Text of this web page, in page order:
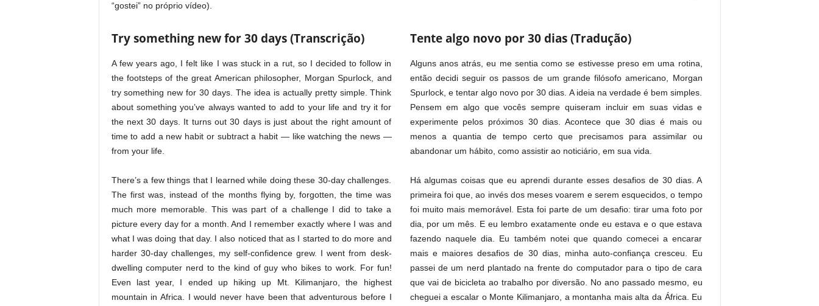
“gostei” no próprio vídeo).
Try something new for 30 days (Transcrição)
A few years ago, I felt like I was stuck in a rut, so I decided to follow in
the footsteps of the great American philosopher, Morgan Spurlock, and
try something new for 30 days. The idea is actually pretty simple. Think
about something you’ve always wanted to add to your life and try it for
the next 30 days. It turns out 30 days is just about the right amount of
time to add a new habit or subtract a habit — like watching the news —
from your life.
There’s a few things that I learned while doing these 30-day challenges.
The first was, instead of the months flying by, forgotten, the time was
much more memorable. This was part of a challenge I did to take a
picture every day for a month. And I remember exactly where I was and
what I was doing that day. I also noticed that as I started to do more and
harder 30-day challenges, my self-confidence grew. I went from desk-
dwelling computer nerd to the kind of guy who bikes to work. For fun!
Even last year, I ended up hiking up Mt. Kilimanjaro, the highest
mountain in Africa. I would never have been that adventurous before I
Tente algo novo por 30 dias (Tradução)
Alguns anos atrás, eu me sentia como se estivesse preso em uma rotina,
então decidi seguir os passos de um grande filósofo americano, Morgan
Spurlock, e tentar algo novo por 30 dias. A ideia na verdade é bem simples.
Pensem em algo que vocês sempre quiseram incluir em suas vidas e
experimente pelos próximos 30 dias. Acontece que 30 dias é mais ou
menos a quantia de tempo certo que precisamos para assimilar ou
abandonar um hábito, como assistir ao noticiário, em sua vida.
Há algumas coisas que eu aprendi durante esses desafios de 30 dias. A
primeira foi que, ao invés dos meses voarem e serem esquecidos, o tempo
foi muito mais memorável. Esta foi parte de um desafio: tirar uma foto por
dia, por um mês. E eu lembro exatamente onde eu estava e o que estava
fazendo naquele dia. Eu também notei que quando comecei a encarar
mais e maiores desafios de 30 dias, minha auto-confiança cresceu. Eu
passei de um nerd plantado na frente do computador para o tipo de cara
que vai de bicicleta ao trabalho por diversão. No ano passado mesmo, eu
cheguei a escalar o Monte Kilimanjaro, a montanha mais alta da África. Eu